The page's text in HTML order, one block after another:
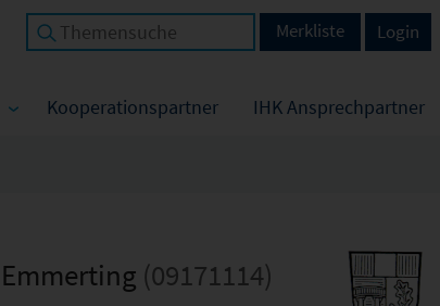
Kooperationspartner IHK Ansprechpartner
Login
Merkliste
Emmerting (09171114)